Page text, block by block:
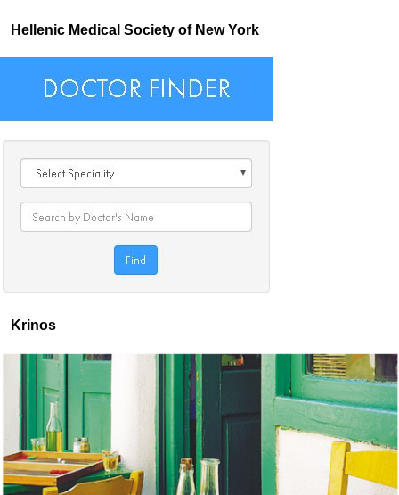
Hellenic Medical Society of New York
Krinos